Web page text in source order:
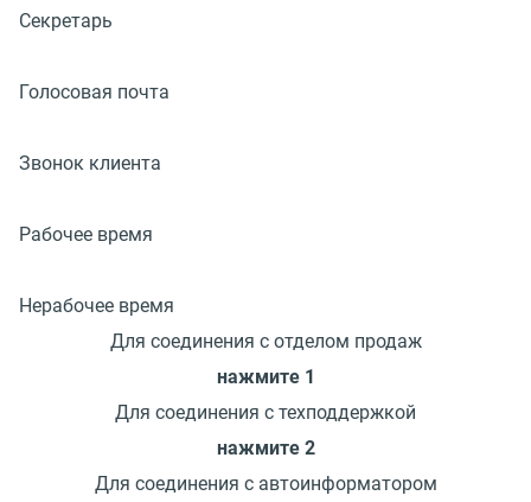
Секретарь
Голосовая почта
Звонок клиента
Рабочее время
Нерабочее время
Для соединения с отделом продаж
нажмите 1
Для соединения с техподдержкой
нажмите 2
Для соединения с автоинформатором